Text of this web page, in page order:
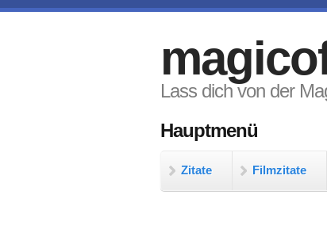
Lass dich von der
Hauptmenü
Zitate Filmzitate